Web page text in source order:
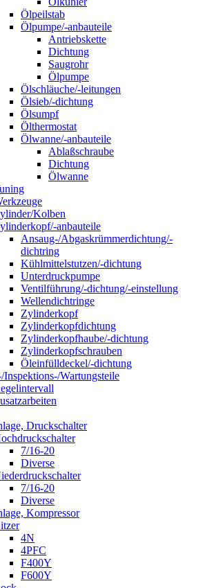
Ölpeilstab
Ölpumpe/-anbauteile
Antriebskette
Dichtung
Saugrohr
Ölpumpe
Ölschläuche/-leitungen
Ölsieb/-dichtung
Ölsumpf
Ölthermostat
Ölwanne/-anbauteile
Ablaßschraube
Dichtung
Ölwanne
Kolben
anbauteile
Ansaug-/Abgaskrümmerdichtung/-
dichtring
Kühlmittelstutzen/-dichtung
Unterdruckpumpe
Ventilführung/-dichtung/-einstellung
Wellendichtringe
Zylinderkopf
Zylinderkopfdichtung
Zylinderkopfhaube/-dichtung
Zylinderkopfschrauben
Öleinfülldeckel/-dichtung
Inspektions-/Wartungsteile
Druckschalter
7/16-20
Diverse
7/16-20
Diverse
Kompressor
4N
4PFC
F400Y
F600Y